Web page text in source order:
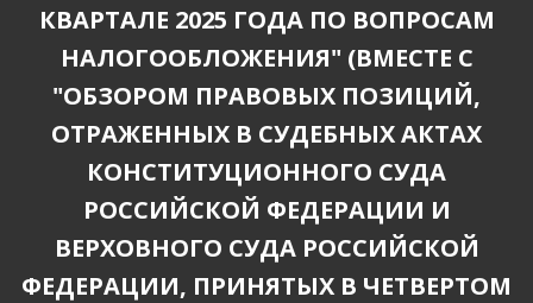
КВАРТАЛЕ 2025 ГОДА ПО ВОПРОСАМ
НАЛОГООБЛОЖЕНИЯ" (ВМЕСТЕ С
"ОБЗОРОМ ПРАВОВЫХ ПОЗИЦИЙ,
ОТРАЖЕННЫХ В СУДЕБНЫХ АКТАХ
КОНСТИТУЦИОННОГО СУДА
РОССИЙСКОЙ ФЕДЕРАЦИИ И
ВЕРХОВНОГО СУДА РОССИЙСКОЙ
ФЕДЕРАЦИИ, ПРИНЯТЫХ В ЧЕТВЕРТОМ